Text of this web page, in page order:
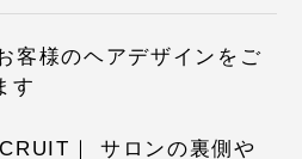
客様のヘアデザインをご
す
｜ サロンの裏側や